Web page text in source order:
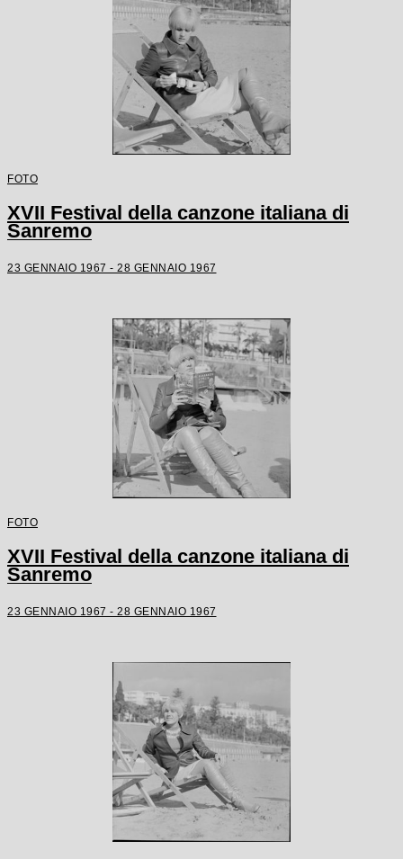
FOTO
XVII Festival della canzone italiana di
Sanremo
23 GENNAIO 1967 - 28 GENNAIO 1967
FOTO
XVII Festival della canzone italiana di
Sanremo
23 GENNAIO 1967 - 28 GENNAIO 1967